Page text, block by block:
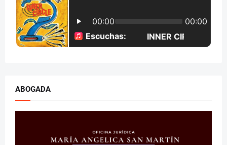
ABOGADA